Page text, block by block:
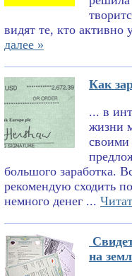
видят те, кто активно
далее »
Как
... в
жизни
своими
большого заработка.
рекомендую сходить
немного денег ...
на